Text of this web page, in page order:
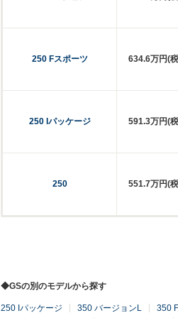
250 Fスポーツ 634.6万円(
250 Iパッケージ 591.3万円(
250 551.7万円(
◆GSの別のモデルから探す
250 Iパッケージ 350 バージョンL 350